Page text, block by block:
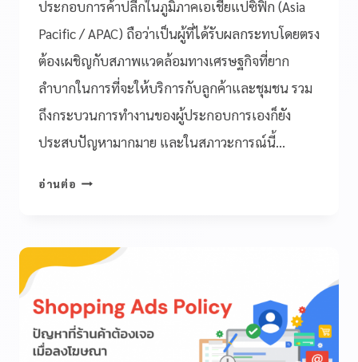
ประกอบการค้าปลีกในภูมิภาคเอเชียแปซิฟิก (Asia
Pacific / APAC) ถือว่าเป็นผู้ที่ได้รับผลกระทบโดยตรง
ต้องเผชิญกับสภาพแวดล้อมทางเศรษฐกิจที่ยาก
ลำบากในการที่จะให้บริการกับลูกค้าและชุมชน รวม
ถึงกระบวนการทำงานของผู้ประกอบการเองก็ยัง
ประสบปัญหามากมาย และในสภาวะการณ์นี้…
อ่านต่อ